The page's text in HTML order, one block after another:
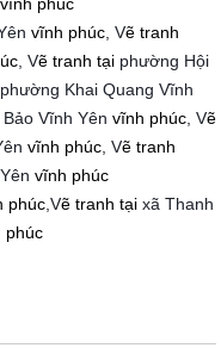
vĩnh phúc
vĩnh phúc, Vẽ tranh
, Vẽ tranh tại phường Hội
phường Khai Quang Vĩnh
Bảo Vĩnh Yên vĩnh phúc, Vẽ
vĩnh phúc, Vẽ tranh
vĩnh phúc
phúc,Vẽ tranh tạixãThanh
phúc